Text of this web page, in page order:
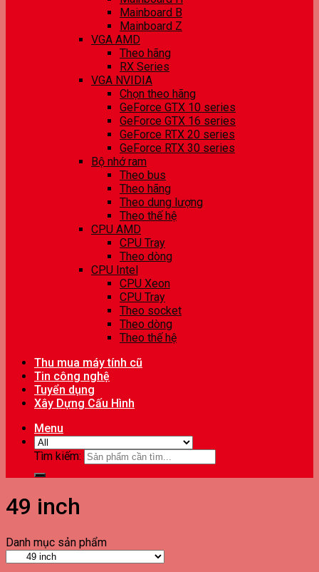
Mainboard B
Mainboard Z
VGA AMD
Theo hãng
RX Series
VGA NVIDIA
Chọn theo hãng
GeForce GTX 10 series
GeForce GTX 16 series
GeForce RTX 20 series
GeForce RTX 30 series
Bộ nhớ ram
Theo bus
Theo hãng
Theo dung lượng
Theo thế hệ
CPU AMD
CPU Tray
Theo dòng
CPU Intel
CPU Xeon
CPU Tray
Theo socket
Theo dòng
Theo thế hệ
Thu mua máy tính cũ
Tin công nghệ
Tuyển dụng
Xây Dựng Cấu Hình
Menu
Tìm kiếm:
49 inch
Danh mục sản phẩm